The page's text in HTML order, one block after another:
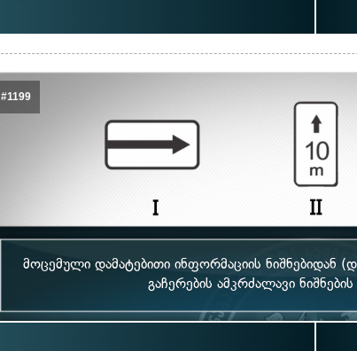
#1199
მოცემული დამატებითი ინფორმაციის ნიშნებიდან
გაჩერების ამკრძალავი